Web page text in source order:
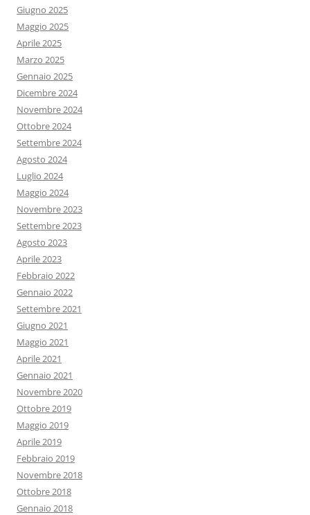
Giugno 2025
Maggio 2025
Aprile 2025
Marzo 2025
Gennaio 2025
Dicembre 2024
Novembre 2024
Ottobre 2024
Settembre 2024
Agosto 2024
Luglio 2024
Maggio 2024
Novembre 2023
Settembre 2023
Agosto 2023
Aprile 2023
Febbraio 2022
Gennaio 2022
Settembre 2021
Giugno 2021
Maggio 2021
Aprile 2021
Gennaio 2021
Novembre 2020
Ottobre 2019
Maggio 2019
Aprile 2019
Febbraio 2019
Novembre 2018
Ottobre 2018
Gennaio 2018